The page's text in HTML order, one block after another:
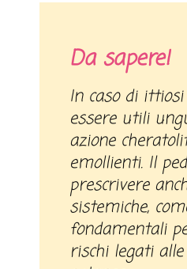
Da sapere!
In caso di ittiosi possono
essere utili
azione
emollienti. Il
prescrivere
sistemiche,
fondamentali
rischi legati